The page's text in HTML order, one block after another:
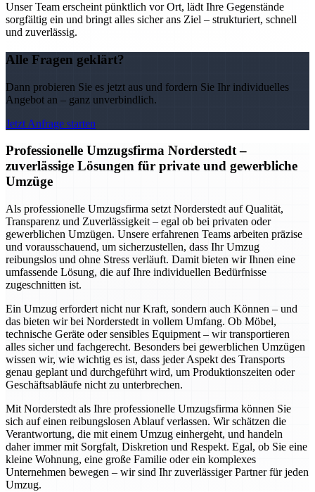
Unser Team erscheint pünktlich vor Ort, lädt Ihre Gegenstände
sorgfältig ein und bringt alles sicher ans Ziel – strukturiert, schnell
und zuverlässig.
Alle Fragen geklärt?
Dann probieren Sie es jetzt aus und fordern Sie Ihr individuelles
Angebot an – ganz unverbindlich.
Jetzt Anfrage starten
Professionelle Umzugsfirma Norderstedt –
zuverlässige Lösungen für private und gewerbliche
Umzüge
Als professionelle Umzugsfirma setzt Norderstedt auf Qualität,
Transparenz und Zuverlässigkeit – egal ob bei privaten oder
gewerblichen Umzügen. Unsere erfahrenen Teams arbeiten präzise
und vorausschauend, um sicherzustellen, dass Ihr Umzug
reibungslos und ohne Stress verläuft. Damit bieten wir Ihnen eine
umfassende Lösung, die auf Ihre individuellen Bedürfnisse
zugeschnitten ist.
Ein Umzug erfordert nicht nur Kraft, sondern auch Können – und
das bieten wir bei Norderstedt in vollem Umfang. Ob Möbel,
technische Geräte oder sensibles Equipment – wir transportieren
alles sicher und fachgerecht. Besonders bei gewerblichen Umzügen
wissen wir, wie wichtig es ist, dass jeder Aspekt des Transports
genau geplant und durchgeführt wird, um Produktionszeiten oder
Geschäftsabläufe nicht zu unterbrechen.
Mit Norderstedt als Ihre professionelle Umzugsfirma können Sie
sich auf einen reibungslosen Ablauf verlassen. Wir schätzen die
Verantwortung, die mit einem Umzug einhergeht, und handeln
daher immer mit Sorgfalt, Diskretion und Respekt. Egal, ob Sie eine
kleine Wohnung, eine große Familie oder ein komplexes
Unternehmen bewegen – wir sind Ihr zuverlässiger Partner für jeden
Umzug.